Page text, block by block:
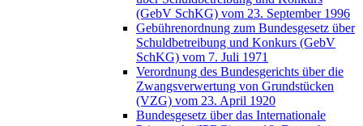
(GebV SchKG) vom 23. September 1996
Gebührenordnung zum Bundesgesetz über
Schuldbetreibung und Konkurs (GebV
SchKG) vom 7. Juli 1971
Verordnung des Bundesgerichts über die
Zwangsverwertung von Grundstücken
(VZG) vom 23. April 1920
Bundesgesetz über das Internationale